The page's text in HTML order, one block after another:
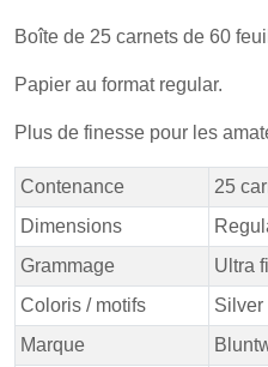
Boîte de 25 carnets de 60
Papier au format regular.
Plus de finesse pour les
Contenance
25
Dimensions
Grammage
Ultra
Coloris / motifs
Silver
Marque